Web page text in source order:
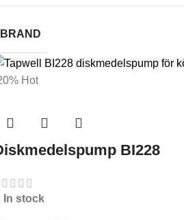
BRAND
Hot
BI228
In stock